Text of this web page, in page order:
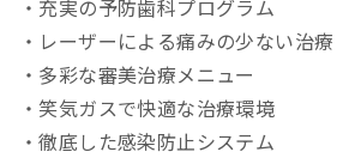
・充実の予防歯科プログラム
・レーザーによる痛みの少ない治療
・多彩な審美治療メニュー
・笑気ガスで快適な治療環境
・徹底した感染防止システム